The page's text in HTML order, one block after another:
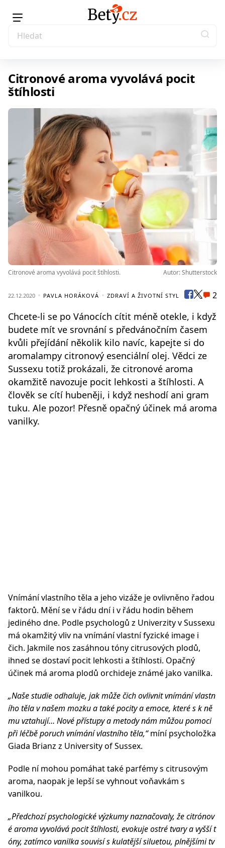
Citronové aroma vyvolává pocit
štíhlosti
Citronové aroma vyvolává pocit štíhlosti. Autor: Shutterstock
22.12.2020 PAVLA HORÁKOVÁ ZDRAVÍ A ŽIVOTNÍ STYL 2
Chcete-li se po Vánocích cítit méně otekle, i když
budete mít ve srovnání s předvánočním časem
kvůli přejídání několik kilo navíc, kapejte si do
aromalampy citronový esenciální olej. Vědci ze
Sussexu totiž prokázali, že citronové aroma
okamžitě navozuje pocit lehkosti a štíhlosti. A
člověk se cítí hubeněji, i když neshodí ani gram
tuku. Ale pozor! Přesně opačný účinek má aroma
vanilky.
Vnímání vlastního těla a jeho vizáže je ovlivněno řadou
faktorů. Mění se v řádu dní i v řádu hodin během
jediného dne. Podle psychologů z Univerzity v Sussexu
má okamžitý vliv na vnímání vlastní fyzické image i
čich. Jakmile nos zasáhnou tóny citrusových plodů,
ihned se dostaví pocit lehkosti a štíhlosti. Opačný
účinek má aroma plodů orchideje známé jako vanilka.
„Naše studie odhaluje, jak může čich ovlivnit vnímání vlastn
ího těla v našem mozku a také pocity a emoce, které s k ně
mu vztahují… Nové přístupy a metody nám můžou pomoci
při léčbě poruch vnímání vlastního těla,“míní psycholožka
Giada Brianz z University of Sussex.
Podle ní mohou pomáhat také parfémy s citrusovým
aroma, naopak je lepší se vyhnout voňavkám s
vanilkou.
„Předchozí psychologické výzkumy naznačovaly, že citrónov
é aroma vyvolává pocit štíhlosti, evokuje ostré tvary a vyšší t
óny, zatímco vanilka souvisí s kulatější siluetou, plnějšími tv